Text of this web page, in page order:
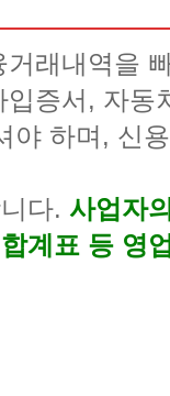
래내역을
증서, 자동
야 하며, 신
다. 사업자
계표 등 영